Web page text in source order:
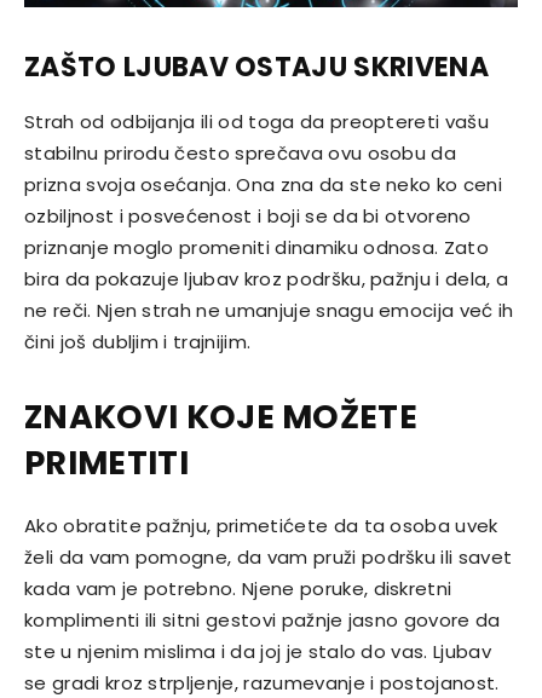
ZAŠTO LJUBAV OSTAJU SKRIVENA
Strah od odbijanja ili od toga da preoptereti vašu
stabilnu prirodu često sprečava ovu osobu da
prizna svoja osećanja. Ona zna da ste neko ko ceni
ozbiljnost i posvećenost i boji se da bi otvoreno
priznanje moglo promeniti dinamiku odnosa. Zato
bira da pokazuje ljubav kroz podršku, pažnju i dela, a
ne reči. Njen strah ne umanjuje snagu emocija već ih
čini još dubljim i trajnijim.
ZNAKOVI KOJE MOŽETE
PRIMETITI
Ako obratite pažnju, primetićete da ta osoba uvek
želi da vam pomogne, da vam pruži podršku ili savet
kada vam je potrebno. Njene poruke, diskretni
komplimenti ili sitni gestovi pažnje jasno govore da
ste u njenim mislima i da joj je stalo do vas. Ljubav
se gradi kroz strpljenje, razumevanje i postojanost.